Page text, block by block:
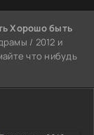
Хорошо быть
/ 2012 и
что нибудь